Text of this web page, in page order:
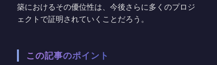
築におけるその優位性は、今後さらに多くのプロジ
ェクトで証明されていくことだろう。
この記事のポイント